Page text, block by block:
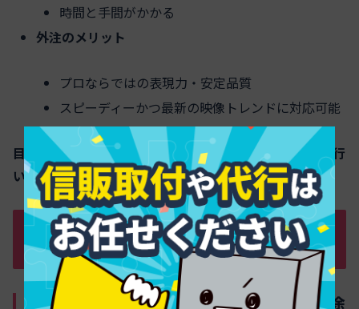
時間と手間がかかる
外注のメリット
プロならではの表現力・安定品質
スピーディーかつ最新の映像トレンドに対応可能
目的や予算、内部リソースと相談しながら最適な選択を行
いましょう。
動画制作外注の費用・料金相場徹底解析
｜動画タイプ・発注先別の実例解説
動画制作外注費用の種類と相場感 – 用途